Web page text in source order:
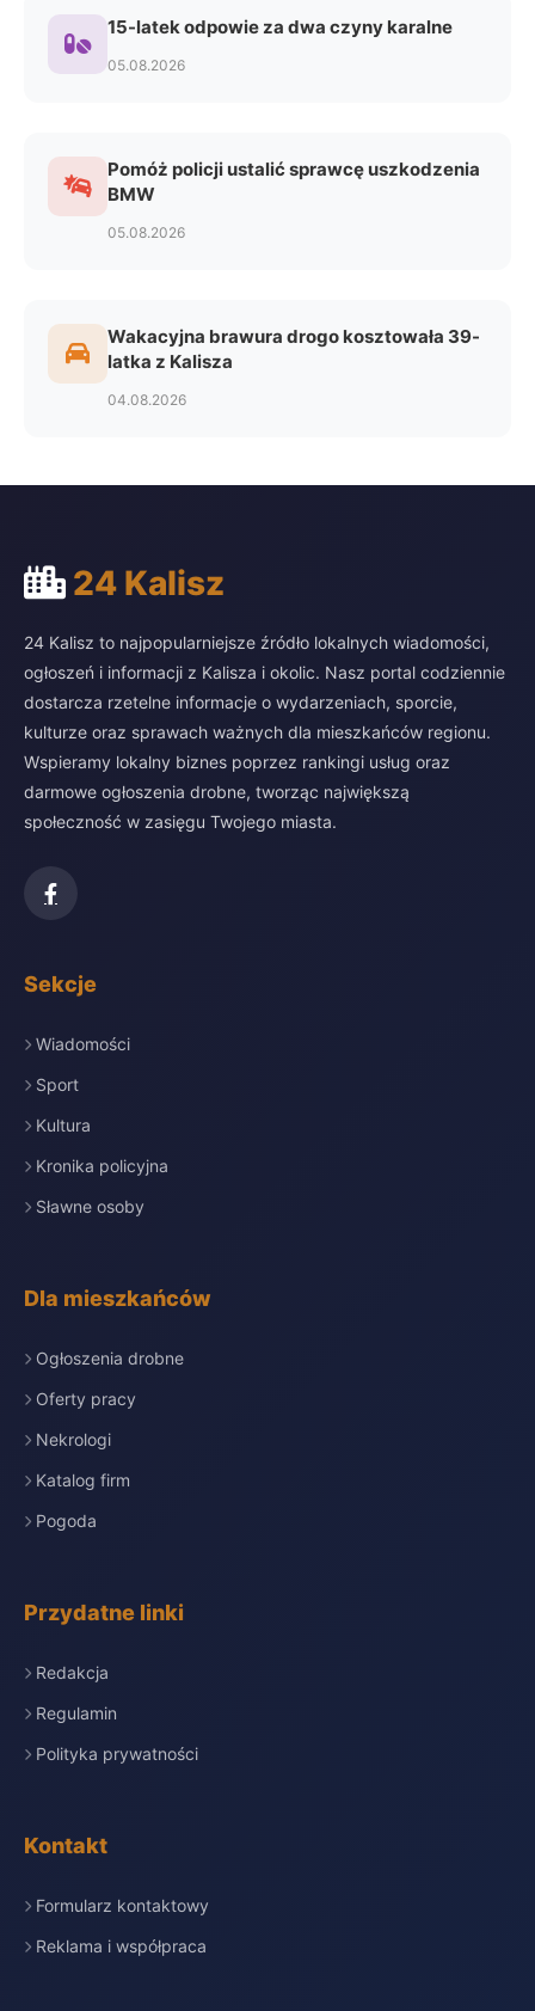
15-latek odpowie za dwa czyny karalne
05.08.2026
Pomóż policji ustalić sprawcę uszkodzenia
BMW
05.08.2026
Wakacyjna brawura drogo kosztowała 39-
latka z Kalisza
04.08.2026
24 Kalisz
24 Kalisz to najpopularniejsze źródło lokalnych wiadomości,
ogłoszeń i informacji z Kalisza i okolic. Nasz portal codziennie
dostarcza rzetelne informacje o wydarzeniach, sporcie,
kulturze oraz sprawach ważnych dla mieszkańców regionu.
Wspieramy lokalny biznes poprzez rankingi usług oraz
darmowe ogłoszenia drobne, tworząc największą
społeczność w zasięgu Twojego miasta.
Sekcje
Wiadomości
Sport
Kultura
Kronika policyjna
Sławne osoby
Dla mieszkańców
Ogłoszenia drobne
Oferty pracy
Nekrologi
Katalog firm
Pogoda
Przydatne linki
Redakcja
Regulamin
Polityka prywatności
Kontakt
Formularz kontaktowy
Reklama i współpraca